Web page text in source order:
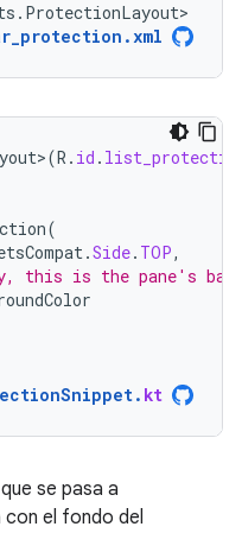
(R . id .
(
.Side. TOP,
this is the pane's
. kt
que se pasa a
con el fondo del